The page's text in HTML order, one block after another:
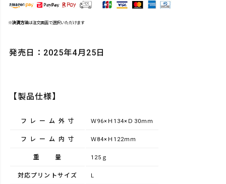
※決済方法は注文画面で選択いただけます
発売日：2025年4月25日
【製品仕様】
フレーム外寸 Ｗ96×Ｈ134×Ｄ30ｍｍ
フレーム内寸 Ｗ84×Ｈ122ｍｍ
重量 125ｇ
対応プリントサイズ L